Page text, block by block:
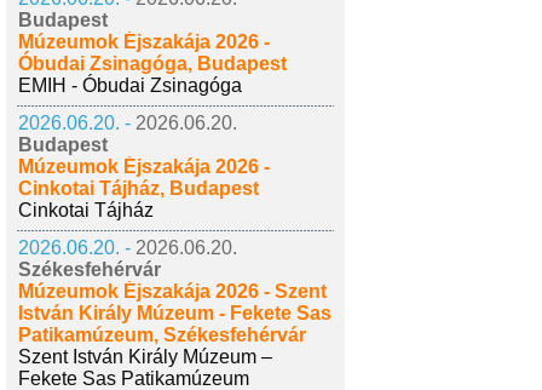
Budapest
Múzeumok Éjszakája 2026 -
Óbudai Zsinagóga, Budapest
EMIH - Óbudai Zsinagóga
2026.06.20. - 2026.06.20.
Budapest
Múzeumok Éjszakája 2026 -
Cinkotai Tájház, Budapest
Cinkotai Tájház
2026.06.20. - 2026.06.20.
Székesfehérvár
Múzeumok Éjszakája 2026 - Szent
István Király Múzeum - Fekete Sas
Patikamúzeum, Székesfehérvár
Szent István Király Múzeum –
Fekete Sas Patikamúzeum